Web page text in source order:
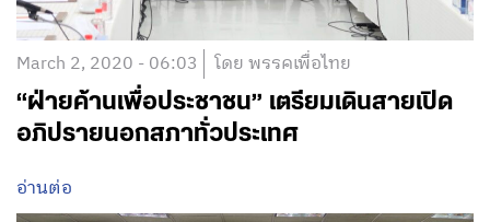
March 2, 2020 - 06:03 โดย พรรคเพื่อไทย
“ฝ่ายค้านเพื่อประชาชน” เตรียมเดินสายเปิด
อภิปรายนอกสภาทั่วประเทศ
อ่านต่อ